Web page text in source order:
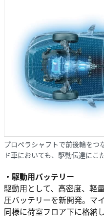
プロペラシャフトで前後輪をつ
ド車においても、駆動伝達にこ
・駆動用バッテリー
駆動用として、高密度、軽
圧バッテリーを新開発。マ
同様に荷室フロア下に格納